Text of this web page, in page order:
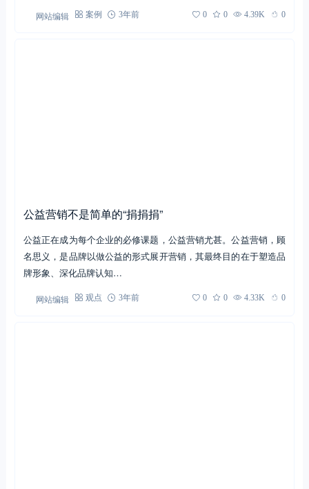
网站编辑 案例 3年前 0 0 4.39K 0
公益营销不是简单的“捐捐捐”
公益正在成为每个企业的必修课题，公益营销尤甚。公益营销，顾
名思义，是品牌以做公益的形式展开营销，其最终目的在于塑造品
牌形象、深化品牌认知…
网站编辑 观点 3年前 0 0 4.33K 0